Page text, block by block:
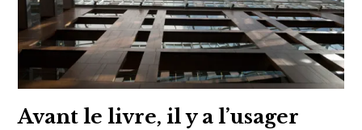
Avant le livre, il y a l’usager